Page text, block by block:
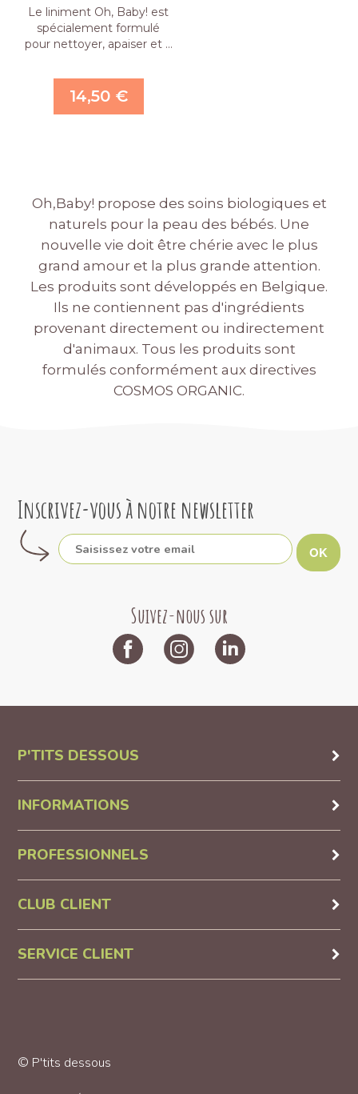
Le liniment Oh, Baby! est
spécialement formulé
pour nettoyer, apaiser et …
14,50 €
Oh,Baby! propose des soins biologiques et
naturels pour la peau des bébés. Une
nouvelle vie doit être chérie avec le plus
grand amour et la plus grande attention.
Les produits sont développés en Belgique.
Ils ne contiennent pas d'ingrédients
provenant directement ou indirectement
d'animaux. Tous les produits sont
formulés conformément aux directives
COSMOS ORGANIC.
Inscrivez-vous à notre newsletter
OK
Suivez-nous sur
P'TITS DESSOUS
INFORMATIONS
PROFESSIONNELS
CLUB CLIENT
SERVICE CLIENT
© P'tits dessous